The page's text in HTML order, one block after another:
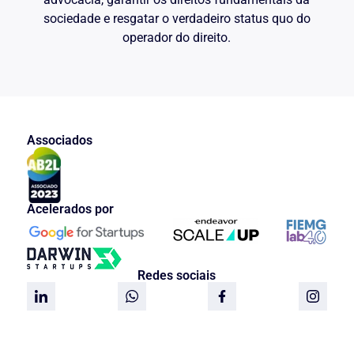
2012.
JOSÉ HOMERO DE ANDRADE
sociedade e resgatar o verdadeiro status quo do
operador do direito.
Associados
Acelerados por
Redes sociais